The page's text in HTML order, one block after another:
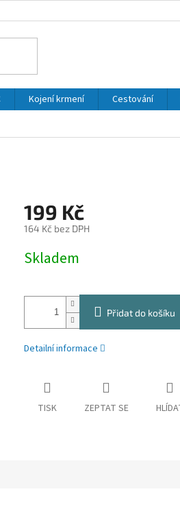
Kojení krmení Cestování
199 Kč
164 Kč bez DPH
cena:
Skladem
Přidat do košíku
Detailní informace
TISK ZEPTAT SE